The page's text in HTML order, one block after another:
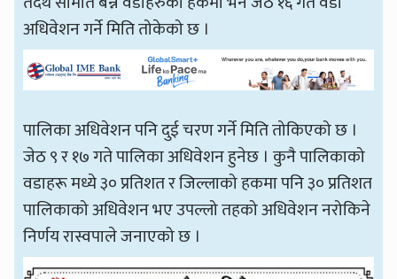
अधिवेशन गर्ने मिति तोकेको छ ।
पालिका अधिवेशन पनि दुई चरण गर्ने मिति तोकिएको छ ।
जेठ ९ र १७ गते पालिका अधिवेशन हुनेछ । कुनै पालिकाको
वडाहरू मध्ये ३० प्रतिशत र जिल्लाको हकमा पनि ३० प्रतिशत
पालिकाको अधिवेशन भए उपल्लो तहको अधिवेशन नरोकिने
निर्णय रास्वपाले जनाएको छ ।